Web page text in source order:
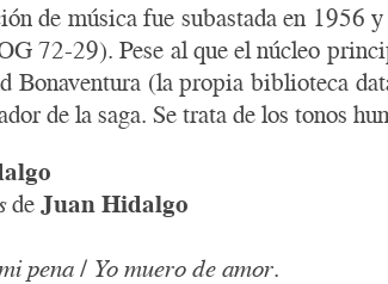
de música fue subastada en
72-29). Pese al que el núcleo
Bonaventura (la propia biblioteca
de la saga. Se trata de los tonos
deJuan Hidalgo
pena / Yo muero de amor.